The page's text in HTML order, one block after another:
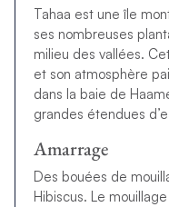
Tahaa est une île
ses nombreuses
milieu des vallées.
et son atmosphère
dans la baie de
grandes étendues
Amarrage
Des bouées de
Hibiscus. Le